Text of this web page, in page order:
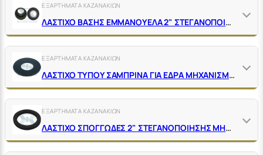
ΕΞΑΡΤΗΜΑΤΑ ΚΑΖΑΝΑΚΙΩΝ
ΛΑΣΤΙΧΟ ΒΑΣΗΣ ΕΜΜΑΝΟΥΕΛΑ 2" ΣΤΕΓΑΝΟΠΟΙΗΣΗΣ ΚΑΖΑΝΑΚΙΟΥ-ΛΕΚΑΝΗΣ
ΕΞΑΡΤΗΜΑΤΑ ΚΑΖΑΝΑΚΙΩΝ
ΛΑΣΤΙΧΟ ΤΥΠΟΥ ΣΑΜΠΡΙΝΑ ΓΙΑ ΕΔΡΑ ΜΗΧΑΝΙΣΜΟΥ
ΕΞΑΡΤΗΜΑΤΑ ΚΑΖΑΝΑΚΙΩΝ
ΛΑΣΤΙΧΟ ΣΠΟΓΓΩΔΕΣ 2" ΣΤΕΓΑΝΟΠΟΙΗΣΗΣ ΜΗΧΑΝΙΣΜΟΥ-ΚΑΖΑΝΑΚΙΟΥ ΤRΕΜΟLΑDΑ